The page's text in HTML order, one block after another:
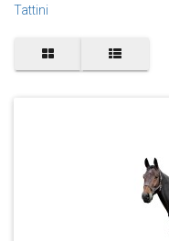
Tattini